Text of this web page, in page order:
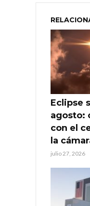
Eclipse
agosto:
con el
la
julio 27, 2026